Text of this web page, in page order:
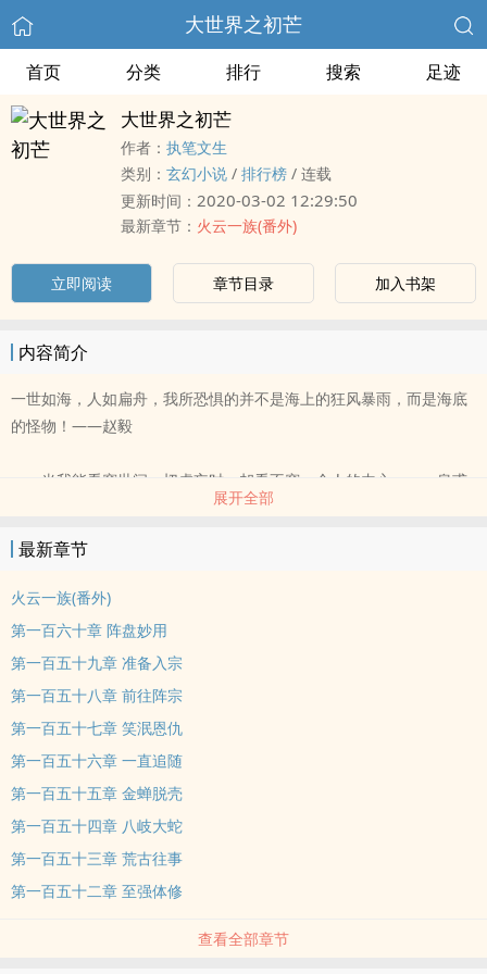
大世界之初芒
首页 分类 排行 搜索 足迹
大世界之初芒
作者： 执笔文生
类别： 玄幻小说 / 排行榜 / 连载
更新时间： 2020-03-02 12:29:50
最新章节： 火云一族(番外)
立即阅读 章节目录 加入书架
内容简介
一世如海，人如扁舟，我所恐惧的并不是海上的狂风暴雨，而是海底
的怪物！——赵毅
当我能看穿世间一切虚妄时，却看不穿一个人的内心。——皇甫
让我苦苦寻了一世，却不给我任何理由，你为何如此自私？——
白莲
我亲手葬送了我最爱的人，仅因当初的不信任！——墨水心
既然漫天神佛都不能给出我想要的答案，为何还让我信仰你们？
——卓不凡
也许你的爱情是靠甜言蜜语得来的，而我~是靠拳头抢来的！——
凌瑶儿
展开全部
最新章节
火云一族(番外)
第一百六十章 阵盘妙用
第一百五十九章 准备入宗
第一百五十八章 前往阵宗
第一百五十七章 笑泯恩仇
第一百五十六章 一直追随
第一百五十五章 金蝉脱壳
第一百五十四章 八岐大蛇
第一百五十三章 荒古往事
第一百五十二章 至强体修
查看全部章节